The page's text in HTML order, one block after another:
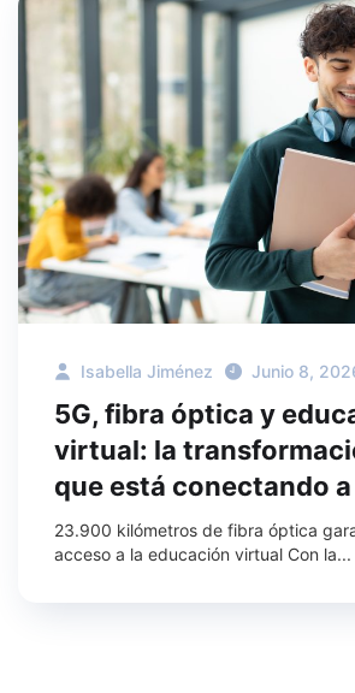
Isabella Jiménez Junio 8,
5G, fibra óptica y
virtual: la
que está conectando
23.900 kilómetros de fibra óptica
acceso a la educación virtual Con la...